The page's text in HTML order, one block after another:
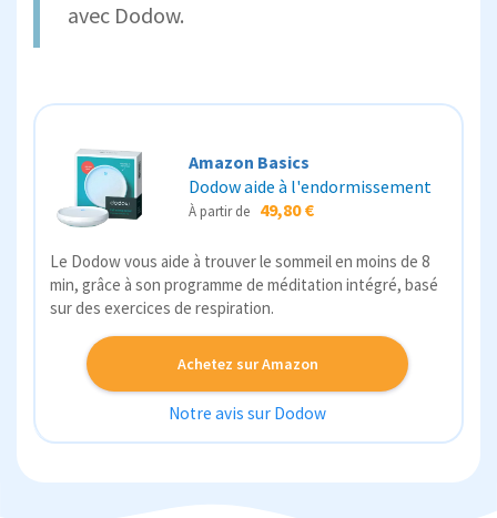
avec Dodow.
Amazon Basics
Dodow aide à l'endormissement
À partir de 49,80 €
Le Dodow vous aide à trouver le sommeil en moins de 8
min, grâce à son programme de méditation intégré, basé
sur des exercices de respiration.
Achetez sur Amazon
Notre avis sur Dodow